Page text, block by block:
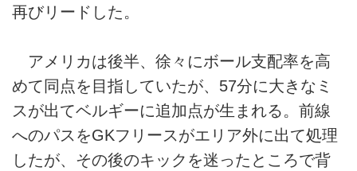
再びリードした。
アメリカは後半、徐々にボール支配率を高
めて同点を目指していたが、57分に大きなミ
スが出てベルギーに追加点が生まれる。前線
へのパスをGKフリースがエリア外に出て処理
したが、その後のキックを迷ったところで背